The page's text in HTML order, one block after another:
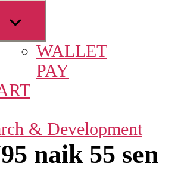
Show
sub
menuWALLET
PAY
Categories
& Development
naik 55 sen